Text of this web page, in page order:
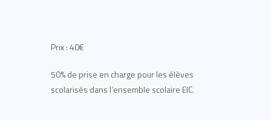
Prix : 40€
50% de prise en charge pour les élèves
scolarisés dans l’ensemble scolaire EIC.